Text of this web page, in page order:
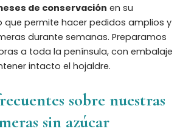
de conservación en su
que permite hacer pedidos amplios y
durante semanas. Preparamos
a toda la península, con embalaje
intacto el hojaldre.
sobre nuestras
sin azúcar